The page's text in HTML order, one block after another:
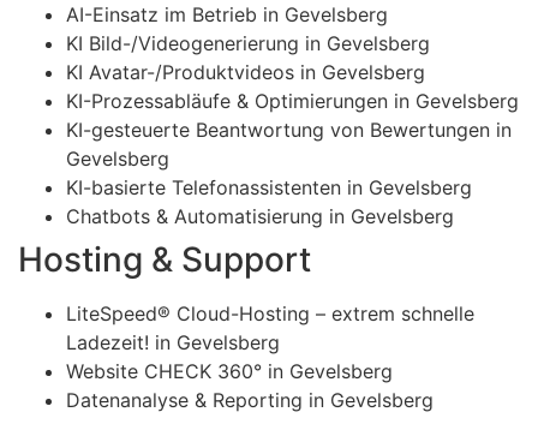
AI-Einsatz im Betrieb in Gevelsberg
KI Bild-/Videogenerierung in Gevelsberg
KI Avatar-/Produktvideos in Gevelsberg
KI-Prozessabläufe & Optimierungen in Gevelsberg
KI-gesteuerte Beantwortung von Bewertungen in
Gevelsberg
KI-basierte Telefonassistenten in Gevelsberg
Chatbots & Automatisierung in Gevelsberg
Hosting & Support
LiteSpeed® Cloud-Hosting – extrem schnelle
Ladezeit! in Gevelsberg
Website CHECK 360° in Gevelsberg
Datenanalyse & Reporting in Gevelsberg